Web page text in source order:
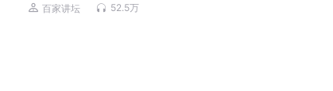
百家讲坛 52.5万